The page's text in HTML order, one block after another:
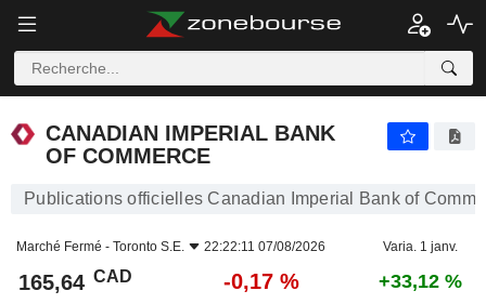
CANADIAN IMPERIAL BANK
OF COMMERCE
Publications officielles Canadian Imperial Bank of
Marché Fermé - Toronto S.E. 22:22:11 07/08/2026 Varia. 1 janv.
165,64 CAD -0,17 % +33,12 %